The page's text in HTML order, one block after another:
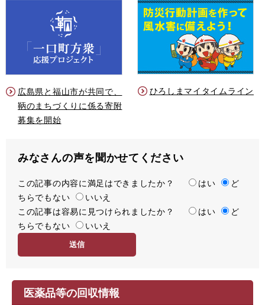
広島県と福山市が共同で、
鞆のまちづくりに係る寄附
募集を開始
ひろしまマイタイムライン
みなさんの声を聞かせてください
満
足
度
この記事の内容に満足はできましたか？ はい
ど
ちらでもない
いいえ
容
易
この記事は容易に見つけられましたか？ はい
ど
ちらでもない
いいえ
医薬品等の回収情報